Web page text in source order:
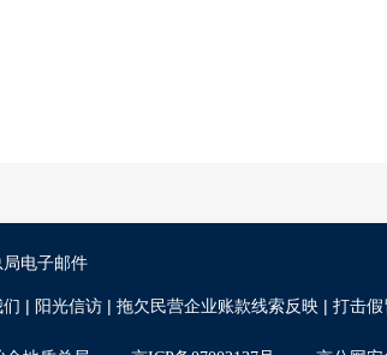
局电子邮件
| 阳光信访 | 拖欠民营企业账款线索反映 | 打击